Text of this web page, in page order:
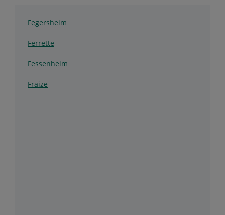
Fegersheim
Ferrette
Fessenheim
Fraize